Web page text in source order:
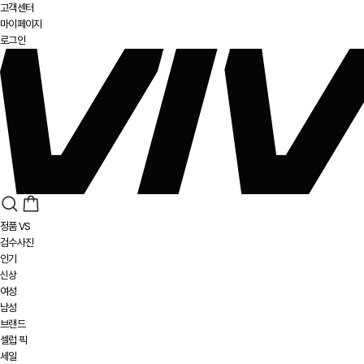
고객센터
마이페이지
로그인
정품 VS
검수사진
인기
신상
여성
남성
브랜드
셀럽 픽
세일